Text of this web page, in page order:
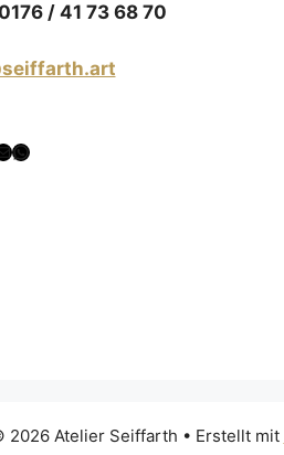
/ 41 73 68 70
Mail
WhatsApp
2026 Atelier Seiffarth • Erstellt mit